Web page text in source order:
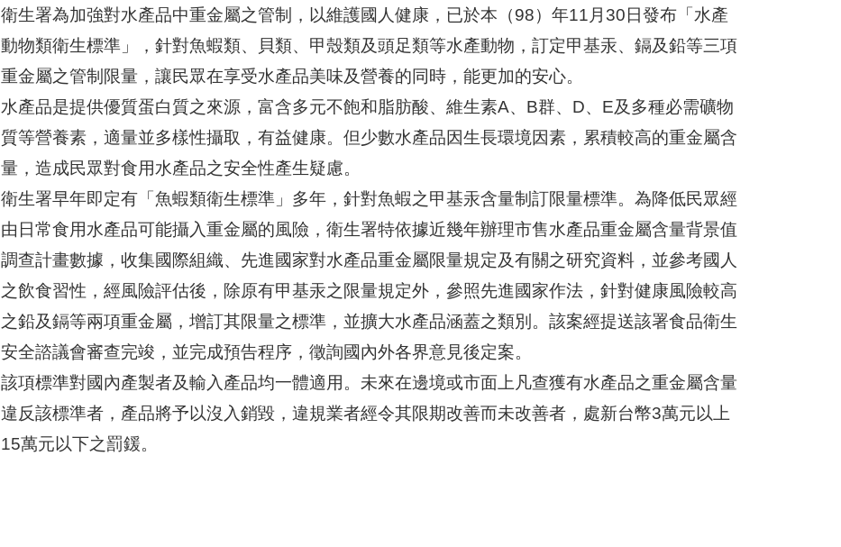
衛生署為加強對水產品中重金屬之管制，以維護國人健康，已於本（98）年11月30日發布「水產
動物類衛生標準」，針對魚蝦類、貝類、甲殼類及頭足類等水產動物，訂定甲基汞、鎘及鉛等三項
重金屬之管制限量，讓民眾在享受水產品美味及營養的同時，能更加的安心。
水產品是提供優質蛋白質之來源，富含多元不飽和脂肪酸、維生素A、B群、D、E及多種必需礦物
質等營養素，適量並多樣性攝取，有益健康。但少數水產品因生長環境因素，累積較高的重金屬含
量，造成民眾對食用水產品之安全性產生疑慮。
衛生署早年即定有「魚蝦類衛生標準」多年，針對魚蝦之甲基汞含量制訂限量標準。為降低民眾經
由日常食用水產品可能攝入重金屬的風險，衛生署特依據近幾年辦理市售水產品重金屬含量背景值
調查計畫數據，收集國際組織、先進國家對水產品重金屬限量規定及有關之研究資料，並參考國人
之飲食習性，經風險評估後，除原有甲基汞之限量規定外，參照先進國家作法，針對健康風險較高
之鉛及鎘等兩項重金屬，增訂其限量之標準，並擴大水產品涵蓋之類別。該案經提送該署食品衛生
安全諮議會審查完竣，並完成預告程序，徵詢國內外各界意見後定案。
該項標準對國內產製者及輸入產品均一體適用。未來在邊境或市面上凡查獲有水產品之重金屬含量
違反該標準者，產品將予以沒入銷毀，違規業者經令其限期改善而未改善者，處新台幣3萬元以上
15萬元以下之罰鍰。